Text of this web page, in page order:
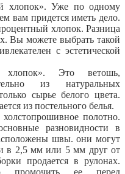
хлопок». Уже по одному
вам придется иметь дело.
хлопок. Разница
Вы можете выбрать такой
с эстетической
хлопок». Это ветошь,
из натуральных
сырье белого цвета.
из постельного белья.
полотно.
разновидности в
швы. они могут
в 2,5 мм или 5 мм друг от
продается в рулонах.
промочить ее перед